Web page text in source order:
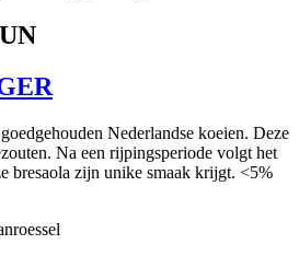
Nederlandse koeien. Deze
Na een rijpingsperiode volgt het
bresaola zijn unike smaak krijgt. <5%